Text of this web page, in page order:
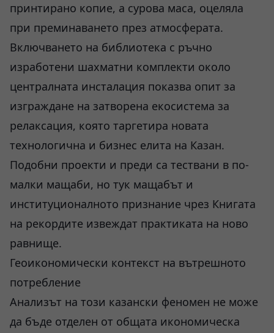
принтирано копие, а сурова маса, оцеляла
при преминаването през атмосферата.
Включването на библиотека с ръчно
изработени шахматни комплекти около
централната инсталация показва опит за
изграждане на затворена екосистема за
релаксация, която таргетира новата
технологична и бизнес елита на Казан.
Подобни проекти и преди са тествани в по-
малки мащаби, но тук мащабът и
институционалното признание чрез Книгата
на рекордите извеждат практиката на ново
равнище.
Геоикономически контекст на вътрешното
потребление
Анализът на този казански феномен не може
да бъде отделен от общата икономическа